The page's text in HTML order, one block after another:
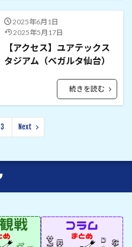
2025年6月1日
2025年5月17日
【アクセス】ユアテックス
タジアム（ベガルタ仙台）
続きを読む
3 Next